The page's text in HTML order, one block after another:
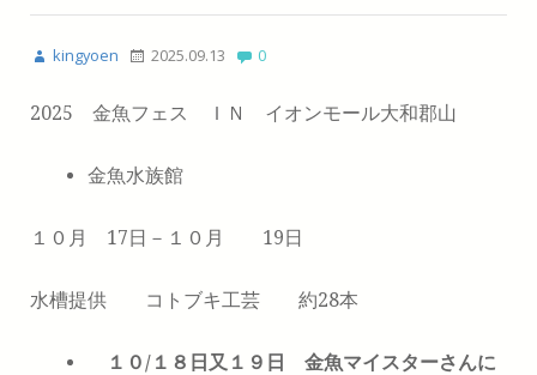
kingyoen 2025.09.13 0
2025 金魚フェス ＩＮ イオンモール大和郡山
金魚水族館
１０月 17日－１０月 19日
水槽提供 コトブキ工芸 約28本
１０/１８日又１９日 金魚マイスターさんに